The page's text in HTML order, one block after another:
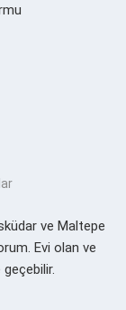
ve Maltepe
Evi olan ve